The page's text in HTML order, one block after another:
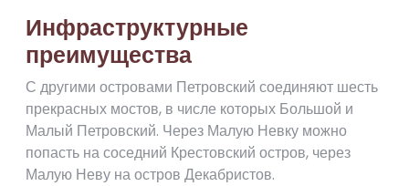
Инфраструктурные
преимущества
С другими островами Петровский соединяют шесть
прекрасных мостов, в числе которых Большой и
Малый Петровский. Через Малую Невку можно
попасть на соседний Крестовский остров, через
Малую Неву на остров Декабристов.